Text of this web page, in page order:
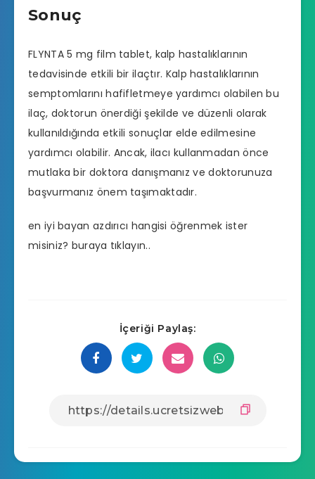
Sonuç
FLYNTA 5 mg film tablet, kalp hastalıklarının
tedavisinde etkili bir ilaçtır. Kalp hastalıklarının
semptomlarını hafifletmeye yardımcı olabilen bu
ilaç, doktorun önerdiği şekilde ve düzenli olarak
kullanıldığında etkili sonuçlar elde edilmesine
yardımcı olabilir. Ancak, ilacı kullanmadan önce
mutlaka bir doktora danışmanız ve doktorunuza
başvurmanız önem taşımaktadır.
en iyi bayan azdırıcı hangisi öğrenmek ister
misiniz? buraya tıklayın..
İçeriği Paylaş: